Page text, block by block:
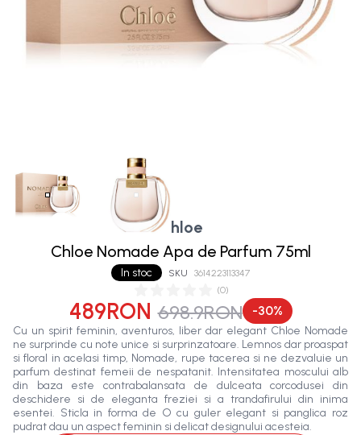
(0)
In stoc SKU 3614223113347
Chloe
Chloe Nomade Apa de Parfum 75ml
489RON 698.9RON -30%
Cu un spirit feminin, aventuros, liber dar elegant Chloe Nomade
ne surprinde cu note unice si surprinzatoare. Lemnos dar proaspat
si floral in acelasi timp, Nomade, rupe tacerea si ne dezvaluie un
parfum destinat femeii de nespatanit. Intensitatea moscului alb
din baza este contrabalansata de dulceata corcodusei din
deschidere si de eleganta freziei si a trandafirului din inima
esentei. Sticla in forma de O cu guler elegant si panglica roz
pudrat dau un aspect feminin si delicat designului acesteia.